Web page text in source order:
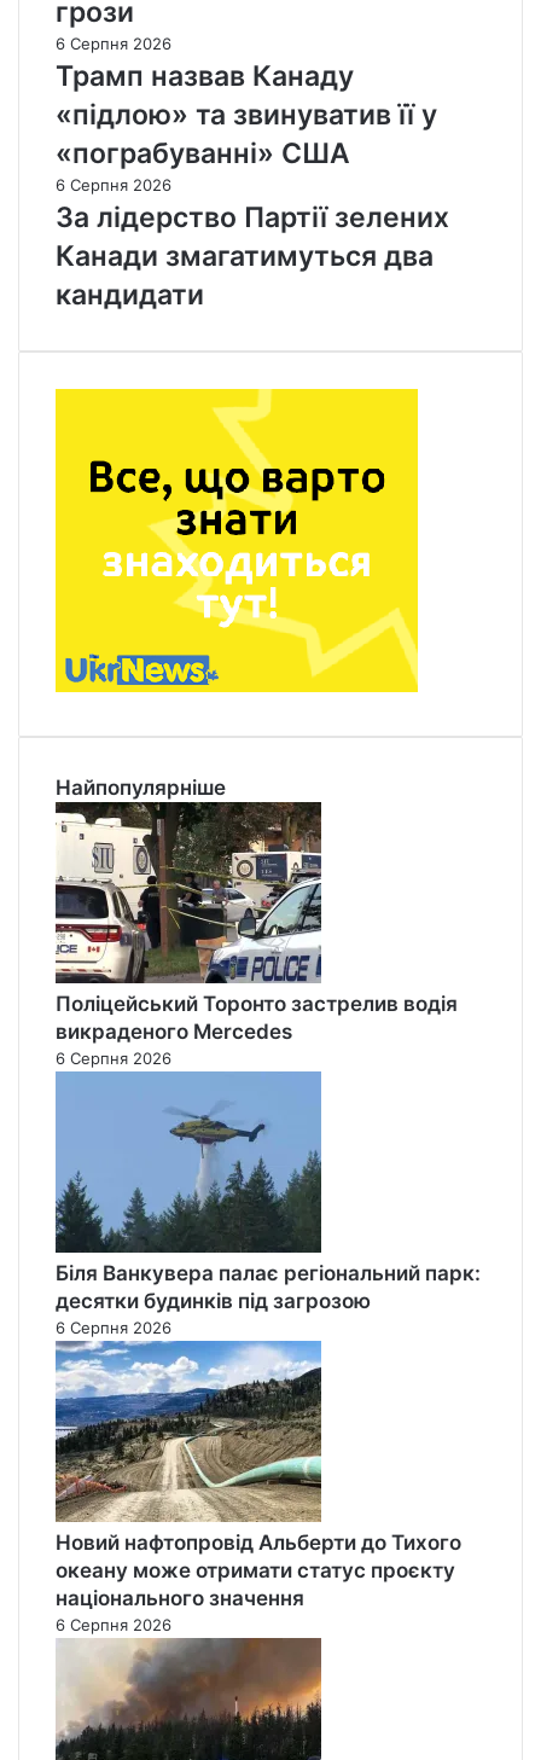
грози
6 Серпня 2026
Трамп назвав Канаду
«підлою» та звинуватив її у
«пограбуванні» США
6 Серпня 2026
За лідерство Партії зелених
Канади змагатимуться два
кандидати
Найпопулярніше
Поліцейський Торонто застрелив водія
викраденого Mercedes
6 Серпня 2026
Біля Ванкувера палає регіональний парк:
десятки будинків під загрозою
6 Серпня 2026
Новий нафтопровід Альберти до Тихого
океану може отримати статус проєкту
національного значення
6 Серпня 2026